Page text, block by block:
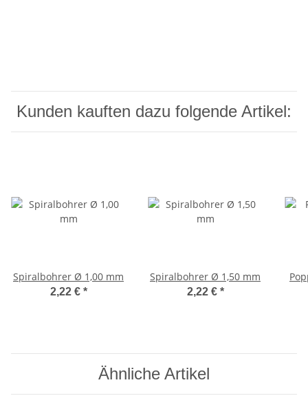
Kunden kauften dazu folgende Artikel:
Spiralbohrer Ø 1,00 mm
2,22 € *
Spiralbohrer Ø 1,50 mm
2,22 € *
Ähnliche Artikel